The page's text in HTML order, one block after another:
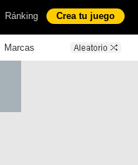
Ránking Crea tu juego
Marcas